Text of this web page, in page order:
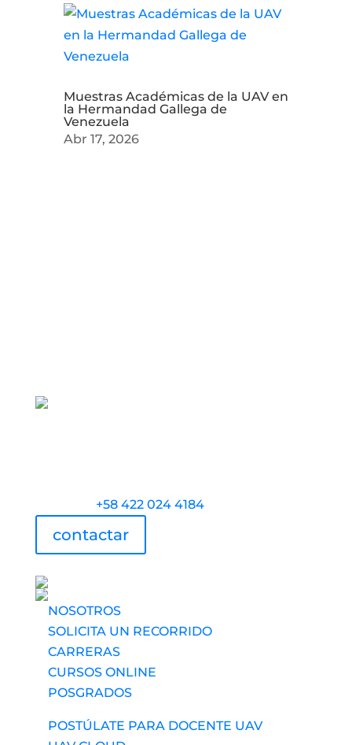
Muestras Académicas de la UAV en
la Hermandad Gallega de
Venezuela
Abr 17, 2026
+58 422 024 4184
contactar
NOSOTROS
SOLICITA UN RECORRIDO
CARRERAS
CURSOS ONLINE
POSGRADOS
POSTÚLATE PARA DOCENTE UAV